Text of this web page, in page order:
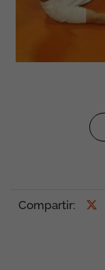
Compartir: